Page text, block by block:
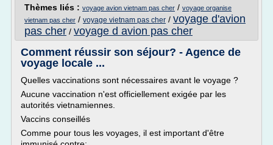
Thèmes liés : voyage avion vietnam pas cher / voyage organise
vietnam pas cher / voyage vietnam pas cher / voyage d'avion
pas cher / voyage d avion pas cher
Comment réussir son séjour? - Agence de
voyage locale ...
Quelles vaccinations sont nécessaires avant le voyage ?
Aucune vaccination n'est officiellement exigée par les
autorités vietnamiennes.
Vaccins conseillés
Comme pour tous les voyages, il est important d'être